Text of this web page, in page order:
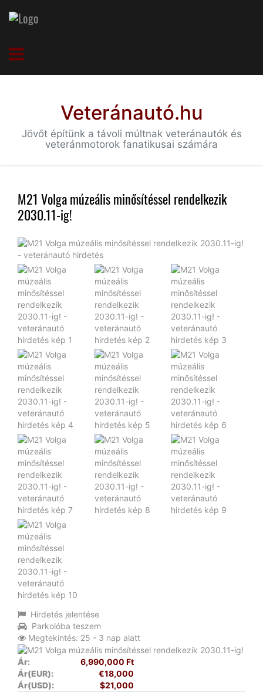
Veteránautó.hu
Jövőt építünk a távoli múltnak veteránautók és
veteránmotorok fanatikusai számára
M21 Volga múzeális minősítéssel rendelkezik
2030.11-ig!
Hirdetés jelentése
Parkolóba teszem
Megtekintés: 25 - 3 nap alatt
Ár:
6,990,000 Ft
Ár(EUR):
€18,000
Ár(USD):
$21,000